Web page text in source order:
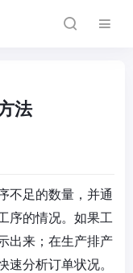
法
不足的数量，并通
序的情况。如果工
出来；在生产排产
分析订单状况。